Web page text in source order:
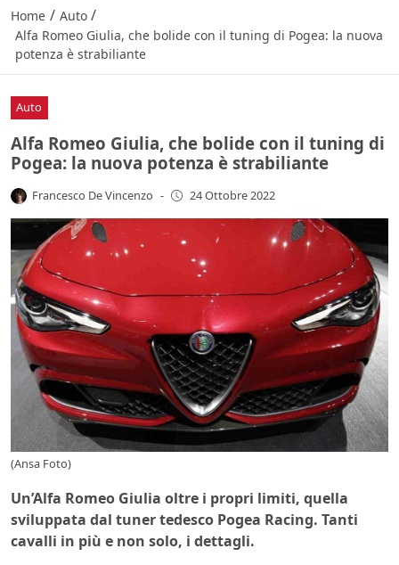
Home / Auto /
Alfa Romeo Giulia, che bolide con il tuning di Pogea: la nuova
potenza è strabiliante
Auto
Alfa Romeo Giulia, che bolide con il tuning di
Pogea: la nuova potenza è strabiliante
Francesco De Vincenzo - 24 Ottobre 2022
(Ansa Foto)
Un’Alfa Romeo Giulia oltre i propri limiti, quella
sviluppata dal tuner tedesco Pogea Racing. Tanti
cavalli in più e non solo, i dettagli.